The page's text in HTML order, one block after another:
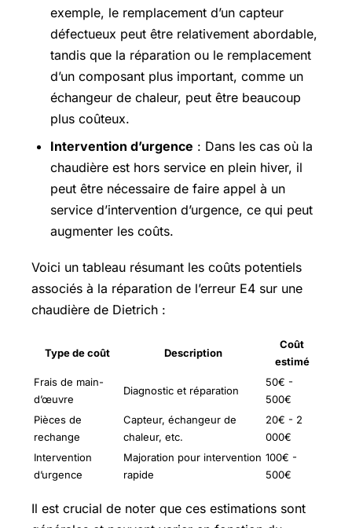
exemple, le remplacement d’un capteur
défectueux peut être relativement abordable,
tandis que la réparation ou le remplacement
d’un composant plus important, comme un
échangeur de chaleur, peut être beaucoup
plus coûteux.
Intervention d’urgence : Dans les cas où la
chaudière est hors service en plein hiver, il
peut être nécessaire de faire appel à un
service d’intervention d’urgence, ce qui peut
augmenter les coûts.
Voici un tableau résumant les coûts potentiels
associés à la réparation de l’erreur E4 sur une
chaudière de Dietrich :
Type de coût Description
Coût
estimé
Frais de main-
d’œuvre
Diagnostic et réparation
50€ -
500€
Pièces de
rechange
Capteur, échangeur de
chaleur, etc.
20€ - 2
000€
Intervention
d’urgence
Majoration pour intervention
rapide
100€ -
500€
Il est crucial de noter que ces estimations sont